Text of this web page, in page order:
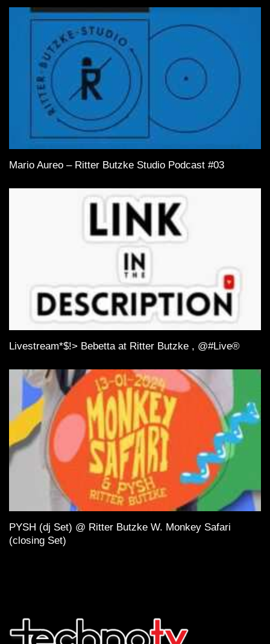
Mario Aureo – Ritter Butzke Studio Podcast #03
Livestream*$!> Bebetta at Ritter Butzke , @#Live®
PYSH (dj Set) @ Ritter Butzke W. Monkey Safari
(closing Set)